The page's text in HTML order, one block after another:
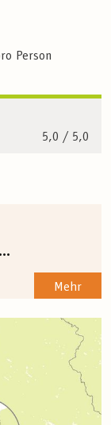
Person
5,0 / 5,0
Mehr